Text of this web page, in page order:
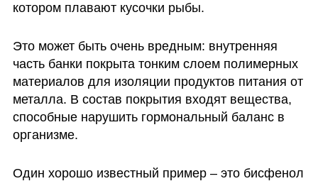
котором плавают кусочки рыбы.
Это может быть очень вредным: внутренняя
часть банки покрыта тонким слоем полимерных
материалов для изоляции продуктов питания от
металла. В состав покрытия входят вещества,
способные нарушить гормональный баланс в
организме.
Один хорошо известный пример – это бисфенол